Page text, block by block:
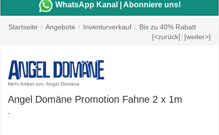
WhatsApp Kanal | Abonniere uns!
Startseite / Angebote / Inventurverkauf / Bis zu 40% Rabatt
[<zurück] | [weiter>]
Mehr Artikel von: Angel Domäne
Angel Domäne Promotion Fahne 2 x 1m
.